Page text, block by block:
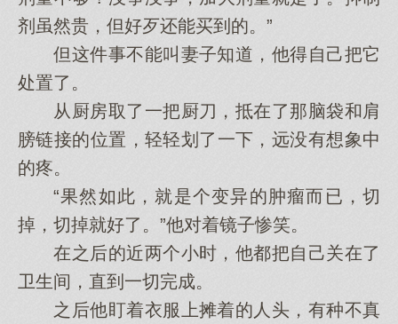
剂虽然贵，但好歹还能买到的。”
但这件事不能叫妻子知道，他得自己把它
处置了。
从厨房取了一把厨刀，抵在了那脑袋和肩
膀链接的位置，轻轻划了一下，远没有想象中
的疼。
“果然如此，就是个变异的肿瘤而已，切
掉，切掉就好了。”他对着镜子惨笑。
在之后的近两个小时，他都把自己关在了
卫生间，直到一切完成。
之后他盯着衣服上摊着的人头，有种不真